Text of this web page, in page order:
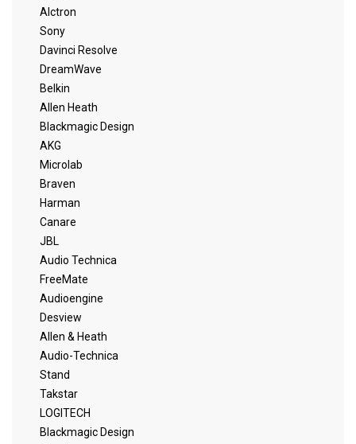
Alctron
Sony
Davinci Resolve
DreamWave
Belkin
Allen Heath
Blackmagic Design
AKG
Microlab
Braven
Harman
Canare
JBL
Audio Technica
FreeMate
Audioengine
Desview
Allen & Heath
Audio-Technica
Stand
Takstar
LOGITECH
Blackmagic Design